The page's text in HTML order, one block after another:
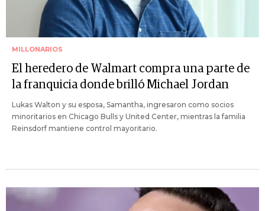
MILLONARIOS
El heredero de Walmart compra una parte de
la franquicia donde brilló Michael Jordan
Lukas Walton y su esposa, Samantha, ingresaron como socios
minoritarios en Chicago Bulls y United Center, mientras la familia
Reinsdorf mantiene control mayoritario.